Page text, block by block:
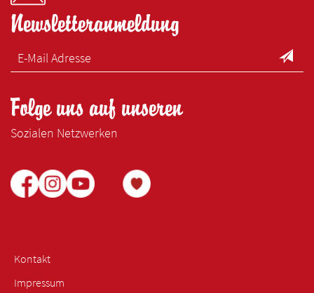
Newsletteranmeldung
Folge uns auf unseren
Sozialen Netzwerken
Kontakt
Impressum